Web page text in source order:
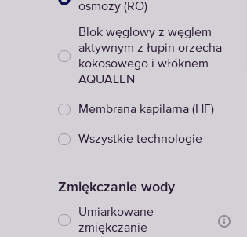
osmozy (RO)
Blok węglowy z węglem
aktywnym z łupin orzecha
kokosowego i włóknem
AQUALEN
Membrana kapilarna (HF)
Wszystkie technologie
Zmiękczanie wody
Umiarkowane
zmiękczanie